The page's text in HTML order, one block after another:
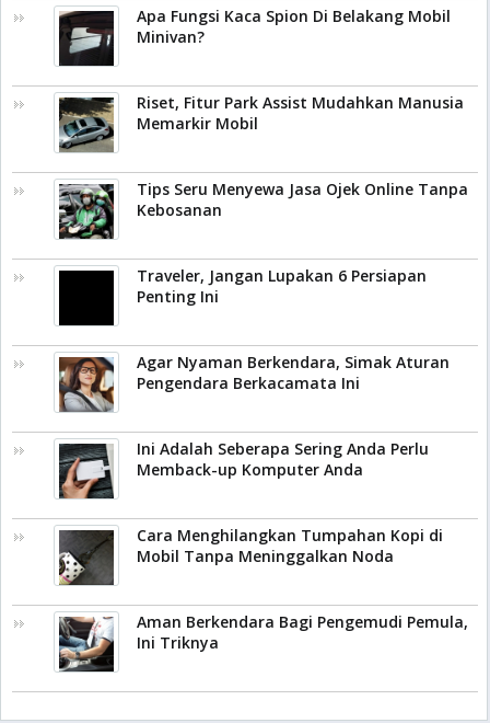
Apa Fungsi Kaca Spion Di Belakang Mobil
Minivan?
Riset, Fitur Park Assist Mudahkan Manusia
Memarkir Mobil
Tips Seru Menyewa Jasa Ojek Online Tanpa
Kebosanan
Traveler, Jangan Lupakan 6 Persiapan
Penting Ini
Agar Nyaman Berkendara, Simak Aturan
Pengendara Berkacamata Ini
Ini Adalah Seberapa Sering Anda Perlu
Memback-up Komputer Anda
Cara Menghilangkan Tumpahan Kopi di
Mobil Tanpa Meninggalkan Noda
Aman Berkendara Bagi Pengemudi Pemula,
Ini Triknya